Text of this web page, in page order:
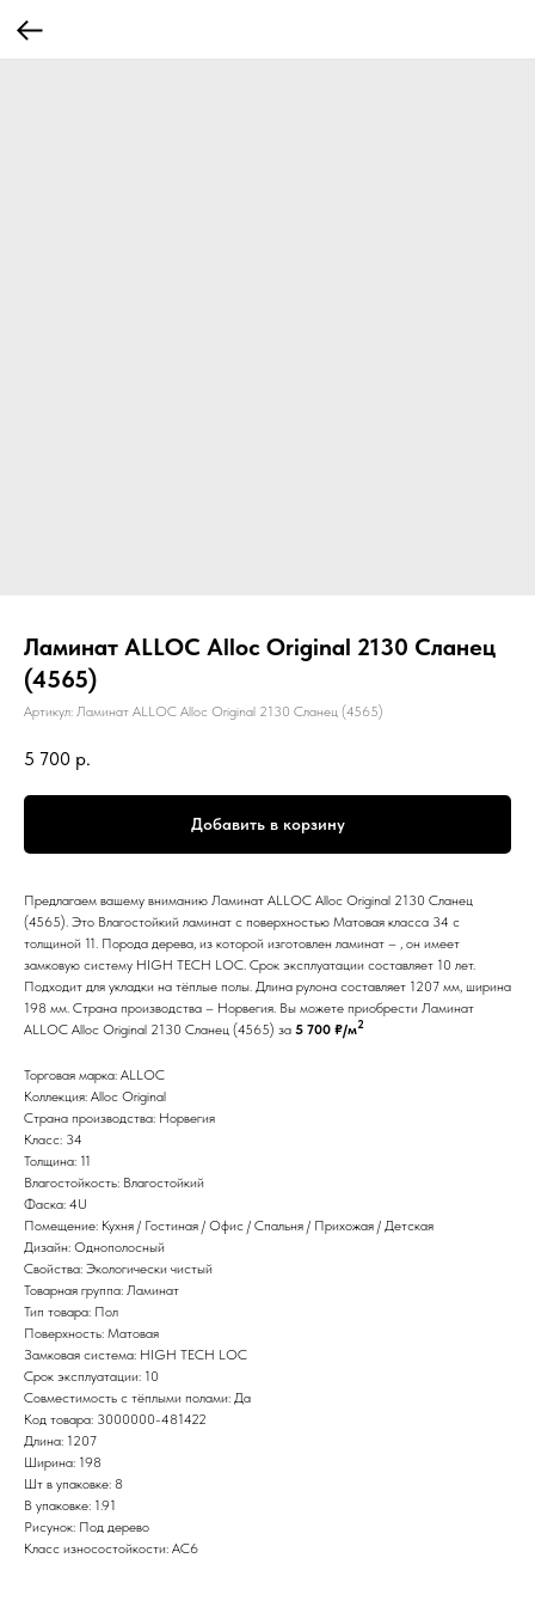
Ламинат ALLOC Alloc Original 2130 Сланец
(4565)
Артикул: Ламинат ALLOC Alloc Original 2130 Сланец (4565)
5 700 р.
Добавить в корзину
Предлагаем вашему вниманию Ламинат ALLOC Alloc Original 2130 Сланец
(4565). Это Влагостойкий ламинат с поверхностью Матовая класса 34 с
толщиной 11. Порода дерева, из которой изготовлен ламинат – , он имеет
замковую систему HIGH TECH LOC. Срок эксплуатации составляет 10 лет.
Подходит для укладки на тёплые полы. Длина рулона составляет 1207 мм, ширина
198 мм. Страна производства – Норвегия. Вы можете приобрести Ламинат
ALLOC Alloc Original 2130 Сланец (4565) за 5 700 ₽/м2
Торговая марка: ALLOC
Коллекция: Alloc Original
Страна производства: Норвегия
Класс: 34
Толщина: 11
Влагостойкость: Влагостойкий
Фаска: 4U
Помещение: Кухня / Гостиная / Офис / Спальня / Прихожая / Детская
Дизайн: Однополосный
Свойства: Экологически чистый
Товарная группа: Ламинат
Тип товара: Пол
Поверхность: Матовая
Замковая система: HIGH TECH LOC
Срок эксплуатации: 10
Совместимость с тёплыми полами: Да
Код товара: 3000000-481422
Длина: 1207
Ширина: 198
Шт в упаковке: 8
В упаковке: 1.91
Рисунок: Под дерево
Класс износостойкости: AC6